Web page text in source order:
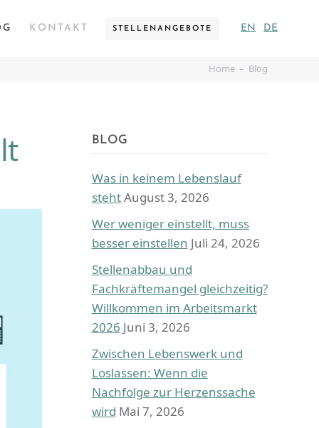
KONTAKT STELLENANGEBOTE EN DE
Home Blog
BLOG
Was in keinem Lebenslauf
stehtAugust 3, 2026
Wer weniger einstellt, muss
besser einstellen Juli 24, 2026
Stellenabbau und
Fachkräftemangel gleichzeitig?
Willkommen im Arbeitsmarkt
2026 Juni 3, 2026
Zwischen Lebenswerk und
Loslassen: Wenn die
Nachfolge zur Herzenssache
wird Mai 7, 2026